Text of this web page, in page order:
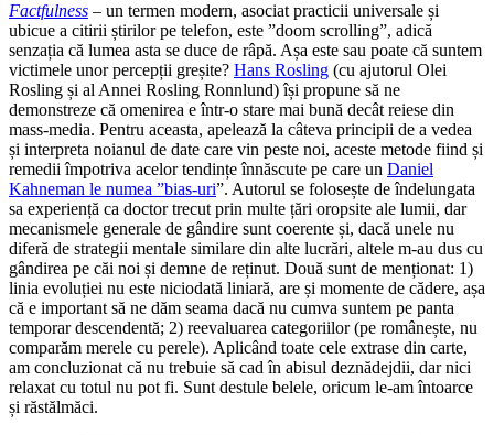
Factfulness – un termen modern, asociat practicii universale și
ubicue a citirii știrilor pe telefon, este ”doom scrolling”, adică
senzația că lumea asta se duce de râpă. Așa este sau poate că suntem
victimele unor percepții greșite? Hans Rosling (cu ajutorul Olei
Rosling și al Annei Rosling Ronnlund) își propune să ne
demonstreze că omenirea e într-o stare mai bună decât reiese din
mass-media. Pentru aceasta, apelează la câteva principii de a vedea
și interpreta noianul de date care vin peste noi, aceste metode fiind și
remedii împotriva acelor tendințe înnăscute pe care un Daniel
Kahneman le numea ”bias-uri”. Autorul se folosește de îndelungata
sa experiență ca doctor trecut prin multe țări oropsite ale lumii, dar
mecanismele generale de gândire sunt coerente și, dacă unele nu
diferă de strategii mentale similare din alte lucrări, altele m-au dus cu
gândirea pe căi noi și demne de reținut. Două sunt de menționat: 1)
linia evoluției nu este niciodată liniară, are și momente de cădere, așa
că e important să ne dăm seama dacă nu cumva suntem pe panta
temporar descendentă; 2) reevaluarea categoriilor (pe românește, nu
comparăm merele cu perele). Aplicând toate cele extrase din carte,
am concluzionat că nu trebuie să cad în abisul deznădejdii, dar nici
relaxat cu totul nu pot fi. Sunt destule belele, oricum le-am întoarce
și răstălmăci.